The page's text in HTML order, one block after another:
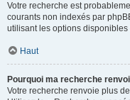
Votre recherche est
courants non indexés par
utilisant les options
Haut
Pourquoi ma recherche
Votre recherche renvoie plus